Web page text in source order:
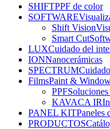
SHIFTPPF de color
SOFTWARE
Shift Vision
Smart Cut
LUXCuidado del
IONNanocerámicas
SPECTRUM
FilmsPaint &
PPF
KAVACA IR
PANEL KITPaneles
PRODUCTOS